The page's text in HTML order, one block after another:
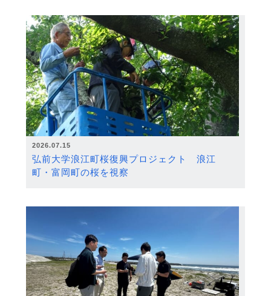
2026.07.15
弘前大学浪江町桜復興プロジェクト 浪江
町・富岡町の桜を視察